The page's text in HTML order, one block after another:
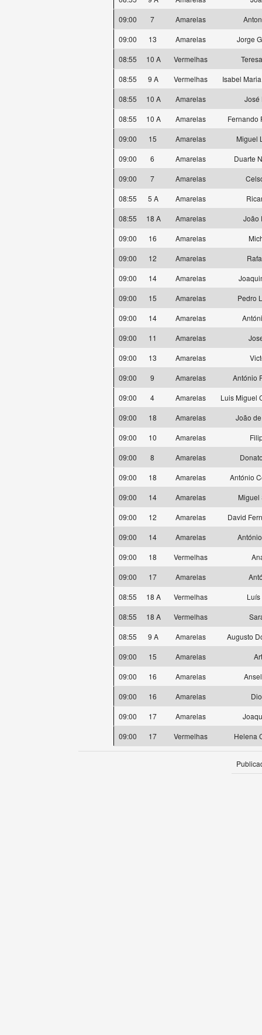
09:00
7 Amarelas
09:00
13 Amarelas
Jorge
08:55
10 A Vermelhas
08:55
9 A Vermelhas
Isabel
08:55
10 A Amarelas
José
08:55
10 A Amarelas
Fernando
09:00
15 Amarelas
Miguel
09:00
6 Amarelas
Duarte
09:00
7 Amarelas
08:55
5 A Amarelas
08:55
18 A Amarelas
João
09:00
16 Amarelas
09:00
12 Amarelas
09:00
14 Amarelas
09:00
15 Amarelas
Pedro
09:00
14 Amarelas
09:00
11 Amarelas
09:00
13 Amarelas
09:00
9 Amarelas
António
09:00
4 Amarelas
Luis Miguel
09:00
18 Amarelas
João
09:00
10 Amarelas
09:00
8 Amarelas
09:00
18 Amarelas
António
09:00
14 Amarelas
Miguel
09:00
12 Amarelas
David
09:00
14 Amarelas
09:00
18 Vermelhas
09:00
17 Amarelas
08:55
18 A Vermelhas
Luís
08:55
18 A Vermelhas
08:55
9 A Amarelas
Augusto
09:00
15 Amarelas
09:00
16 Amarelas
09:00
16 Amarelas
09:00
17 Amarelas
09:00
17 Vermelhas Helena